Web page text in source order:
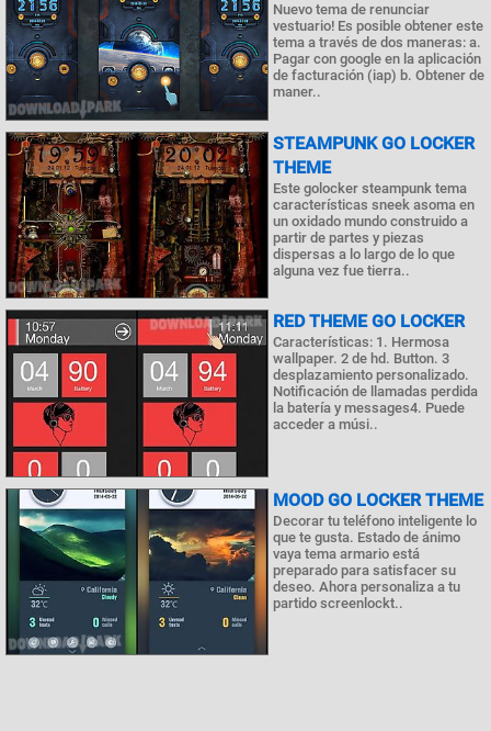
Nuevo tema de renunciar
vestuario! Es posible obtener este
tema a través de dos maneras: a.
Pagar con google en la aplicación
de facturación (iap) b. Obtener de
maner..
STEAMPUNK GO LOCKER
THEME
Este golocker steampunk tema
características sneek asoma en
un oxidado mundo construido a
partir de partes y piezas
dispersas a lo largo de lo que
alguna vez fue tierra..
RED THEME GO LOCKER
Características: 1. Hermosa
wallpaper. 2 de hd. Button. 3
desplazamiento personalizado.
Notificación de llamadas perdida
la batería y messages4. Puede
acceder a músi..
MOOD GO LOCKER THEME
Decorar tu teléfono inteligente lo
que te gusta. Estado de ánimo
vaya tema armario está
preparado para satisfacer su
deseo. Ahora personaliza a tu
partido screenlockt..